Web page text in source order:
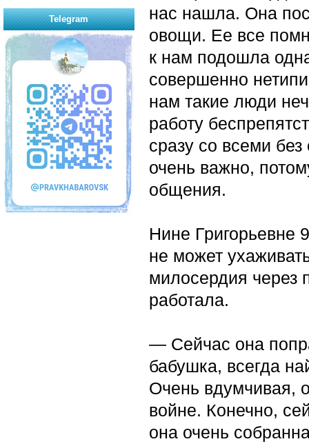
нас нашла. Она
овощи. Ее все
к нам подошла
совершенно
нам такие люди
работу
сразу со всеми
очень важно,
общения.
Нине Григорьевне
не может
милосердия через
работала.
— Сейчас она
бабушка, всегда
Очень вдумчивая,
войне. Конечно,
она очень
Telegram